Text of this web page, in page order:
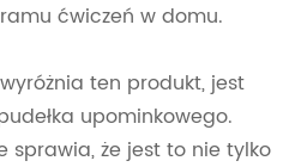
ćwiczeń w domu.
ten produkt, jest
upominkowego.
sprawia, że ​​jest to nie tylko